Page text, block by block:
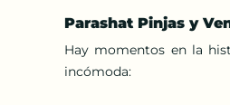
Parashat Pinjas y
Hay momentos en la
incómoda: